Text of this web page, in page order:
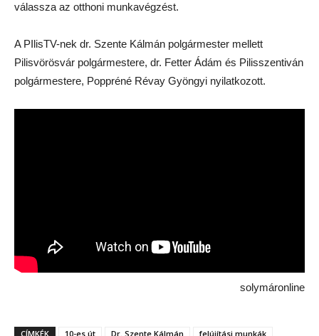
válassza az otthoni munkavégzést.
A PIlisTV-nek dr. Szente Kálmán polgármester mellett
Pilisvörösvár polgármestere, dr. Fetter Ádám és Pilisszentiván
polgármestere, Poppréné Révay Gyöngyi nyilatkozott.
solymáronline
CÍMKÉK 10-es út Dr. Szente Kálmán
felújítási munkák